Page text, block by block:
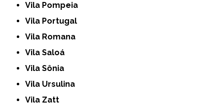
Vila Pompeia
Vila Portugal
Vila Romana
Vila Saloá
Vila Sônia
Vila Ursulina
Vila Zatt